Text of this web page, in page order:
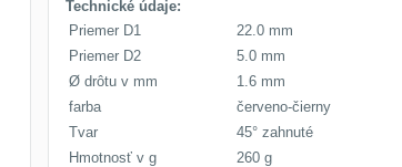
Technické údaje:
Priemer D1
22.0 mm
Priemer D2
5.0 mm
Ø drôtu v mm
1.6 mm
farba
červeno-čierny
Tvar
45° zahnuté
Hmotnosť v g
260 g